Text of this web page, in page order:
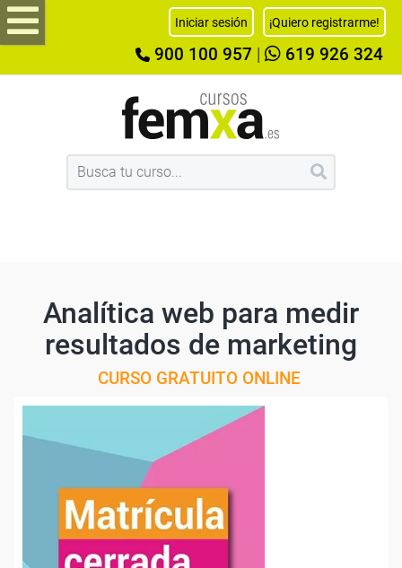
Iniciar sesión ¡Quiero registrarme!
900 100 957 619 926 324
Analítica web para medir
resultados de marketing
CURSO GRATUITO ONLINE